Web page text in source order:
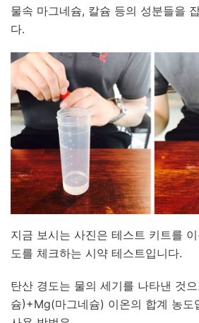
물속 마그네슘, 칼슘 등의 성분들을
다.
지금 보시는 사진은 테스트 키트를
도를 체크하는 시약 테스트입니다.
탄산 경도는 물의 세기를 나타낸 것
슘)+Mg(마그네슘) 이온의 합계 농도